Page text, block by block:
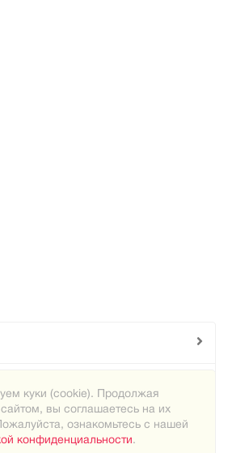
куки (cookie). Продолжая
сайтом, вы соглашаетесь на их
ознакомьтесь с нашей
конфиденциальности.